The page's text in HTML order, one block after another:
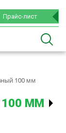
Прайс-лист
100 мм
ММ